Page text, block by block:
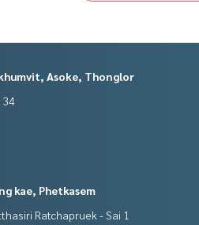
Asoke, Thonglor
34
kae, Phetkasem
Ratchapruek - Sai 1